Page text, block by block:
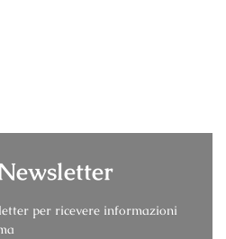
per ricevere informazioni